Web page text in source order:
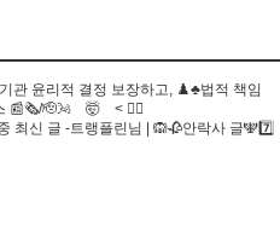
관 윤리적 결정 보장하고, ♟️♣️법적 책임
스 📰🗞/🫡🌬 🤯 < 👨‍⚕️
최신 글 -트랭플린님 | 🙉🥀안락사 글🕎7️⃣